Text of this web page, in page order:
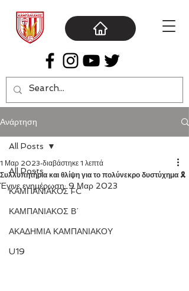
Ανάρτηση
All Posts
ΚΑΜΠΑΝΙΑΚΟΣ FC
ΚΑΜΠΑΝΙΑΚΟΣ Β΄
ΑΚΑΔΗΜΙΑ ΚΑΜΠΑΝΙΑΚΟΥ
U19
All Posts
Συλλυπητήρια και θλίψη για το πολύνεκρο δυστύχημα 🎗️
1 Μαρ 2023 διαβάστηκε 1 λεπτά
Έγινε ενημέρωση: 9 Μαρ 2023